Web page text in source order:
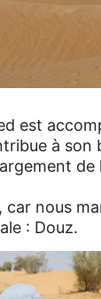
est
à
car nous
: Douz.